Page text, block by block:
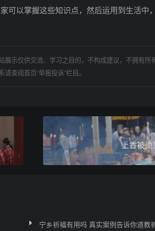
以掌握这些知识点，然后运用到生活中
示仅供交流、学习之目的，不构成建议，不拥有所
查阅首页“举报投诉”栏目。
上香被烫
宁乡祈福有用吗 真实案例告诉你道教